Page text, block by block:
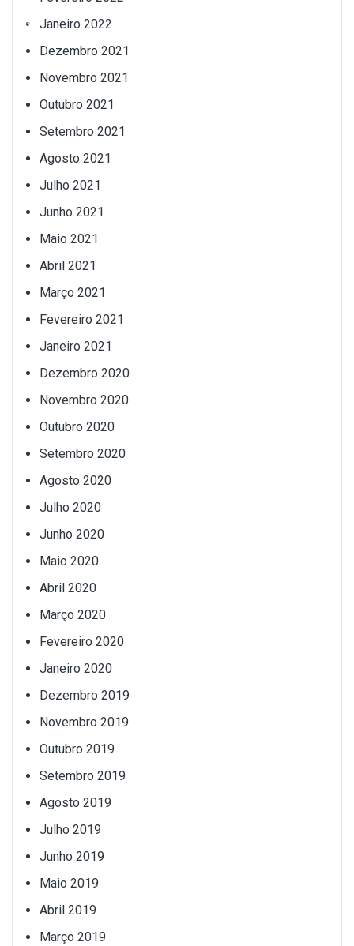
Janeiro 2022
Dezembro 2021
Novembro 2021
Outubro 2021
Setembro 2021
Agosto 2021
Julho 2021
Junho 2021
Maio 2021
Abril 2021
Março 2021
Fevereiro 2021
Janeiro 2021
Dezembro 2020
Novembro 2020
Outubro 2020
Setembro 2020
Agosto 2020
Julho 2020
Junho 2020
Maio 2020
Abril 2020
Março 2020
Fevereiro 2020
Janeiro 2020
Dezembro 2019
Novembro 2019
Outubro 2019
Setembro 2019
Agosto 2019
Julho 2019
Junho 2019
Maio 2019
Abril 2019
Março 2019